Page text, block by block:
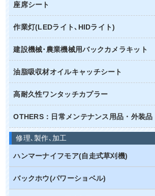
座席シート
作業灯(LEDライト､HIDライト)
建設機械･農業機械用バックカメラキット
油脂吸収材オイルキャッチシート
高耐久性ワンタッチカプラー
OTHERS：日常メンテナンス用品・外装品
修理､製作､加工
ハンマーナイフモア(自走式草刈機)
バックホウ(パワーショベル)